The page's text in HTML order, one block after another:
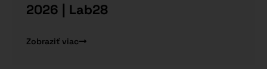
2026 | Lab28
Zobraziť viac